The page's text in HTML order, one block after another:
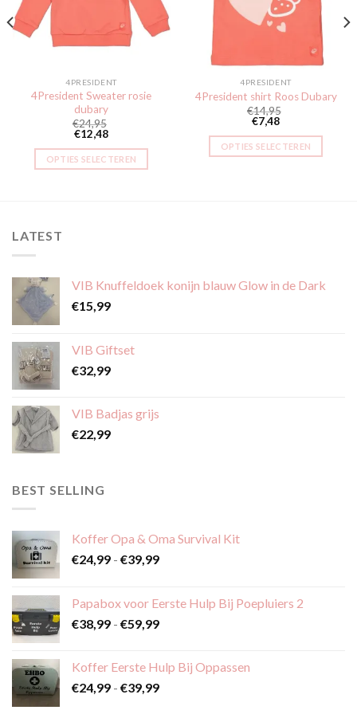
4PRESIDENT
4President Sweater rosie
dubary
€24,95
€12,48
OPTIES SELECTEREN
kan
gekozen
op
productpagina
4PRESIDENT
4President shirt Roos Dubary
€14,95
€7,48
OPTIES SELECTEREN
kan
LATEST
VIB Knuffeldoek konijn blauw Glow in de Dark
€15,99
VIB Giftset
€32,99
VIB Badjas grijs
€22,99
BEST SELLING
Koffer Opa & Oma Survival Kit
€24,99 - €39,99Prijsklasse:
€39,99
Papabox voor Eerste Hulp Bij Poepluiers 2
€38,99 - €59,99Prijsklasse:
€59,99
Koffer Eerste Hulp Bij Oppassen
€24,99 - €39,99Prijsklasse: